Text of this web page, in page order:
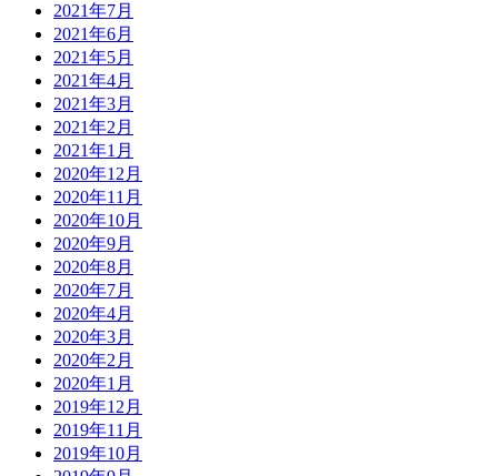
2021年7月
2021年6月
2021年5月
2021年4月
2021年3月
2021年2月
2021年1月
2020年12月
2020年11月
2020年10月
2020年9月
2020年8月
2020年7月
2020年4月
2020年3月
2020年2月
2020年1月
2019年12月
2019年11月
2019年10月